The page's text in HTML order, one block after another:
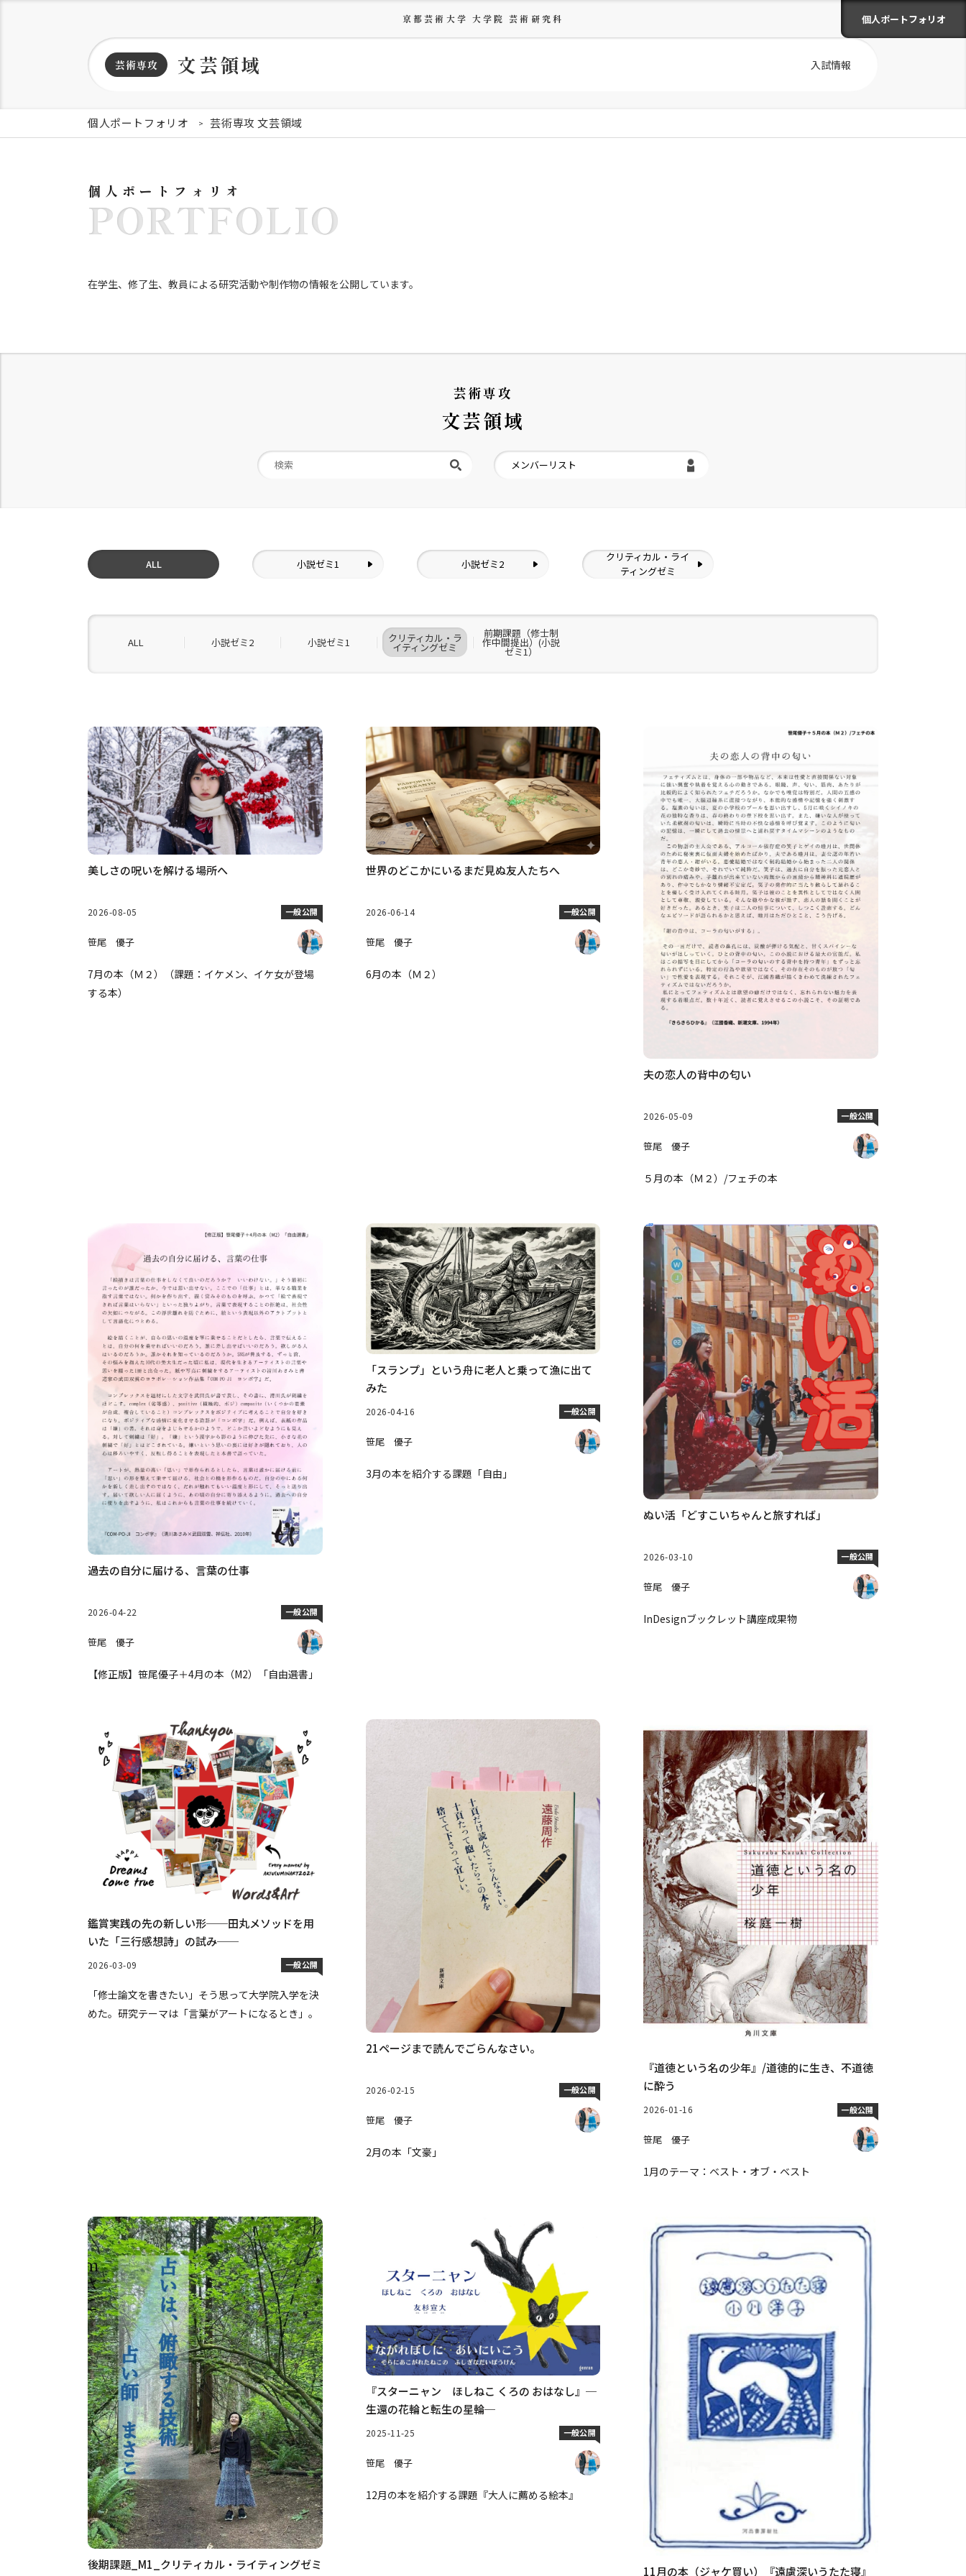
京都芸術大学 大学院 芸術研究科 個人ポートフォリオ
芸術専攻 文芸領域 入試情報
個人ポートフォリオ 芸術専攻 文芸領域
個人ポートフォリオ
PORTFOLIO
在学生、修了生、教員による研究活動や制作物の情報を公開しています。
芸術専攻
文芸領域
メンバーリスト
ALL 小説ゼミ1 小説ゼミ2
クリティカル・ライ
ティングゼミ
ALL 小説ゼミ2 小説ゼミ1 クリティカル・ラ
イティングゼミ
前期課題（修士制
作中間提出）(小説
ゼミ1）
美しさの呪いを解ける場所へ
2026-08-05 一般公開
笹尾 優子
7月の本（Ｍ２）（課題：イケメン、イケ女が登場
する本）
世界のどこかにいるまだ見ぬ友人たちへ
2026-06-14 一般公開
笹尾 優子
6月の本（Ｍ２）
夫の恋人の背中の匂い
2026-05-09 一般公開
笹尾 優子
５月の本（Ｍ２）/フェチの本
過去の自分に届ける、言葉の仕事
2026-04-22 一般公開
笹尾 優子
【修正版】笹尾優子＋4月の本（M2）「自由選書」
「スランプ」という舟に老人と乗って漁に出て
みた
2026-04-16 一般公開
笹尾 優子
3月の本を紹介する課題「自由」
ぬい活「どすこいちゃんと旅すれば」
2026-03-10 一般公開
笹尾 優子
InDesignブックレット講座成果物
鑑賞実践の先の新しい形──田丸メソッドを用
いた「三行感想詩」の試み──
2026-03-09 一般公開
「修士論文を書きたい」そう思って大学院入学を決
めた。研究テーマは「言葉がアートになるとき」。
21ページまで読んでごらんなさい。
2026-02-15 一般公開
笹尾 優子
2月の本「文豪」
『道徳という名の少年』/道徳的に生き、不道徳
に酔う
2026-01-16 一般公開
笹尾 優子
1月のテーマ：ベスト・オブ・ベスト
後期課題_M1_クリティカル・ライティングゼミ
『スターニャン ほしねこ くろの おはなし』─
生還の花輪と転生の星輪─
2025-11-25 一般公開
笹尾 優子
12月の本を紹介する課題『大人に薦める絵本』
11月の本（ジャケ買い）『遠慮深いうたた寝』